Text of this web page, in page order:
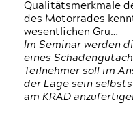
Qualitätsmerkmale
des Motorrades
wesentlichen Gru…
Im Seminar werden
eines
Teilnehmer soll im
der Lage sein
am KRAD